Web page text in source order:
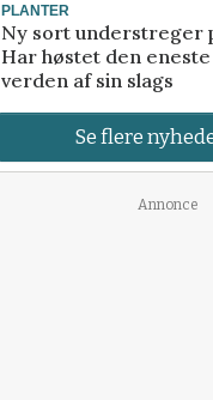
PLANTER
Ny sort understreger
Har høstet den
verden af sin slags
Se flere
Annonce